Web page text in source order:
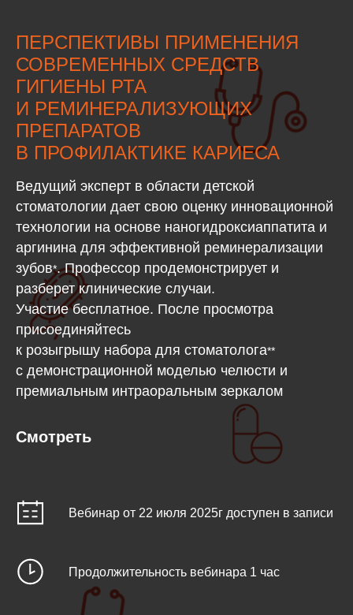
ПЕРСПЕКТИВЫ ПРИМЕНЕНИЯ
СОВРЕМЕННЫХ СРЕДСТВ
ГИГИЕНЫ РТА
И РЕМИНЕРАЛИЗУЮЩИХ
ПРЕПАРАТОВ
В ПРОФИЛАКТИКЕ КАРИЕСА
Ведущий эксперт в области детской
стоматологии дает свою оценку инновационной
технологии на основе наногидроксиаппатита и
аргинина для эффективной реминерализации
зубов*. Профессор продемонстрирует и
разберет клинические случаи.
Участие бесплатное. После просмотра
присоединяйтесь
к розыгрышу набора для стоматолога**
с демонстрационной моделью челюсти и
премиальным интраоральным зеркалом
Смотреть
Вебинар от 22 июля 2025г доступен в записи
Продолжительность вебинара 1 час